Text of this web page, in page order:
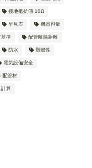
接地抵抗値 10Ω
早見表 機器容量
基準 配管離隔距離
防水 難燃性
電気設備安全
配管材
計算